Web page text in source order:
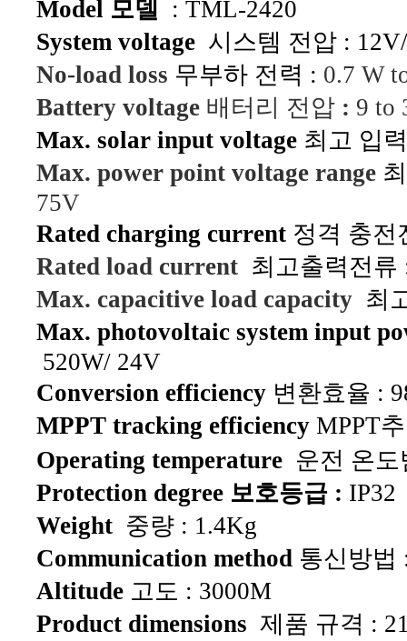
Model 모델 : TML-2420
System voltage 시스템 전압 :
No-load loss 무부하 전력 : 0.7 W
Battery voltage 배터리 전압 : 9 to
Max. solar input voltage 최고 입
Max. power point voltage range
75V
Rated charging current 정격 충전
Rated load current 최고출력전류
Max. capacitive load capacity 최
Max. photovoltaic system input
520W/ 24V
Conversion efficiency 변환효율 :
MPPT tracking efficiency MPPT
Operating temperature 운전 온
Protection degree 보호등급 : IP32
Weight 중량 : 1.4Kg
Communication method 통신방법
Altitude 고도 : 3000M
Product dimensions 제품 규격 :